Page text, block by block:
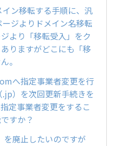
ン移転する手順に、汎
ジよりドメイン名移転
より「移転受入」をク
りますがどこにも「移
。
へ指定事業者変更を行
）を次回更新手続きを
定事業者変更をするこ
すか？
廃止したいのですが